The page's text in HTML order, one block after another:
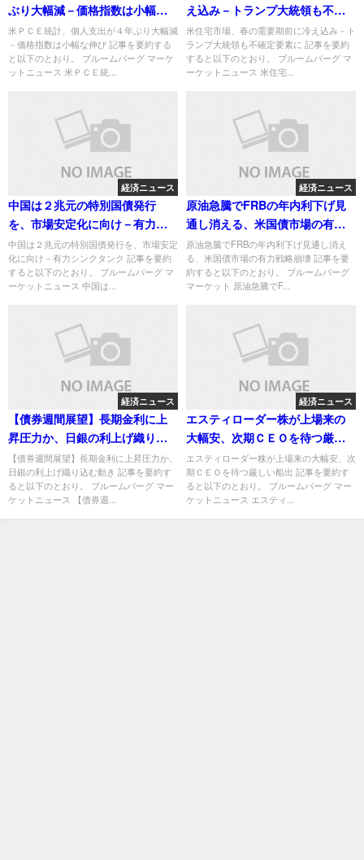
ぶり大幅減－価格指数は小幅な
伸び
米ＰＣＥ統計、個人支出が４年ぶり大幅減
－価格指数は小幅な伸び 記事を要約する
と以下のとおり。 ブルームバーグ マーケ
ットニュース 米ＰＣＥ統...
え込み－トランプ大統領も不確
定要素に
米住宅市場、春の需要期前に冷え込み－ト
ランプ大統領も不確定要素に 記事を要約
すると以下のとおり。 ブルームバーグ マ
ーケットニュース 米住宅...
経済ニュース
中国は２兆元の特別国債発行
を、市場安定化に向け－有力シ
ンクタンク
中国は２兆元の特別国債発行を、市場安定
化に向け－有力シンクタンク 記事を要約
すると以下のとおり。 ブルームバーグ マ
ーケットニュース 中国は...
経済ニュース
原油急騰でFRBの年内利下げ見
通し消える、米国債市場の有力
戦略崩壊
原油急騰でFRBの年内利下げ見通し消え
る、米国債市場の有力戦略崩壊 記事を要
約すると以下のとおり。 ブルームバーグ
マーケット 原油急騰でF...
経済ニュース
【債券週間展望】長期金利に上
昇圧力か、日銀の利上げ織り込
む動き
【債券週間展望】長期金利に上昇圧力か、
日銀の利上げ織り込む動き 記事を要約す
ると以下のとおり。 ブルームバーグ マー
ケットニュース 【債券週...
経済ニュース
エスティローダー株が上場来の
大幅安、次期ＣＥＯを待つ厳し
い船出
エスティローダー株が上場来の大幅安、次
期ＣＥＯを待つ厳しい船出 記事を要約す
ると以下のとおり。 ブルームバーグ マー
ケットニュース エスティ...